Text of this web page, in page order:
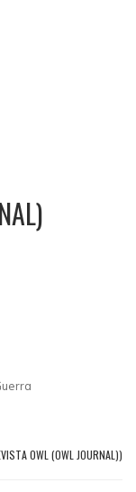
OWL (OWL JOURNAL))